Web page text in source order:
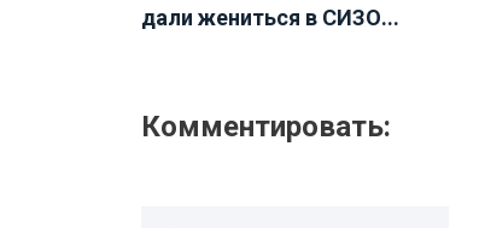
дали жениться в СИЗО...
Комментировать: